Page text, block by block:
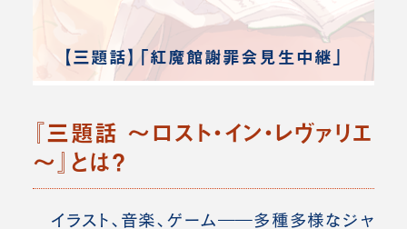
【三題話】「紅魔館謝罪会見生中継」
『三題話 ～ロスト・イン・レヴァリエ
～』とは？
イラスト、音楽、ゲーム――多種多様なジャ